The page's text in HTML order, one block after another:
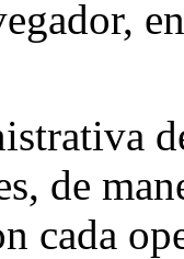
de
cada